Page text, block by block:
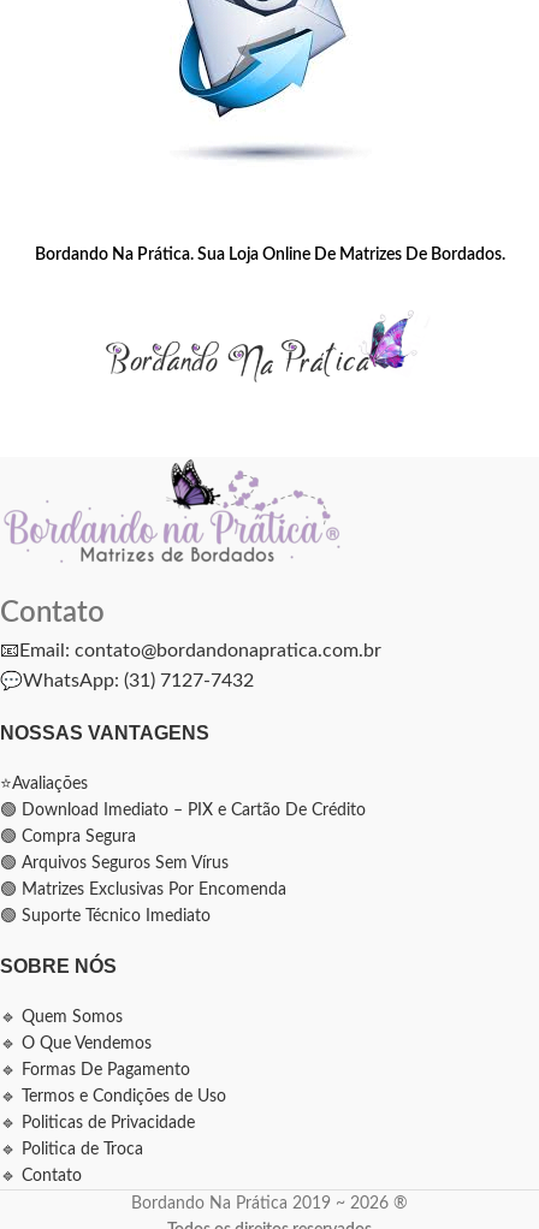
Bordando Na Prática. Sua Loja Online De Matrizes De Bordados.
Contato
📧Email: contato@bordandonapratica.com.br
💬WhatsApp: (31) 7127-7432
NOSSAS VANTAGENS
⭐Avaliações
🟢 Download Imediato – PIX e Cartão De Crédito
🟢 Compra Segura
🟢 Arquivos Seguros Sem Vírus
🟢 Matrizes Exclusivas Por Encomenda
🟢 Suporte Técnico Imediato
SOBRE NÓS
🔹 Quem Somos
🔹 O Que Vendemos
🔹 Formas De Pagamento
🔹 Termos e Condições de Uso
🔹 Politicas de Privacidade
🔹 Politica de Troca
🔹 Contato
Bordando Na Prática 2019 ~ 2026 ®